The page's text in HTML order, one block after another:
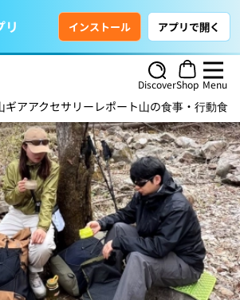
リ インストール アプリで開く
DiscoverShop Menu
ギアアクセサリー レポート山の食事・行動食